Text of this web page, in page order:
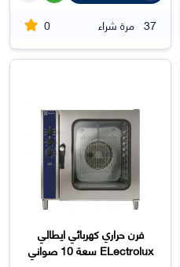
37 مرة شراء 0
فرن حراري كهربائي ايطالي
ELectrolux سعة 10 صواني